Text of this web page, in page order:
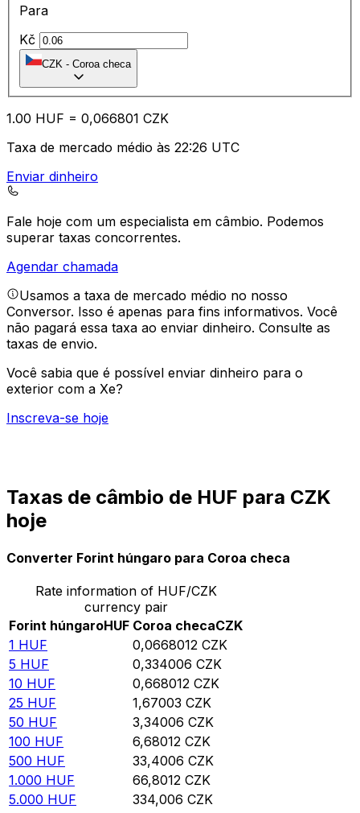
Para
Kč
CZK - Coroa checa
1.00 HUF = 0,066801 CZK
Taxa de mercado médio às 22:26 UTC
Enviar dinheiro
Fale hoje com um especialista em câmbio. Podemos
superar taxas concorrentes.
Agendar chamada
Usamos a taxa de mercado médio no nosso
Conversor. Isso é apenas para fins informativos. Você
não pagará essa taxa ao enviar dinheiro. Consulte as
taxas de envio.
Você sabia que é possível enviar dinheiro para o
exterior com a Xe?
Inscreva-se hoje
Taxas de câmbio de HUF para CZK
hoje
Converter Forint húngaro para Coroa checa
Rate information of HUF/CZK
currency pair
Forint húngaroHUF Coroa checaCZK
1 HUF 0,0668012 CZK
5 HUF 0,334006 CZK
10 HUF 0,668012 CZK
25 HUF 1,67003 CZK
50 HUF 3,34006 CZK
100 HUF 6,68012 CZK
500 HUF 33,4006 CZK
1.000 HUF 66,8012 CZK
5.000 HUF 334,006 CZK